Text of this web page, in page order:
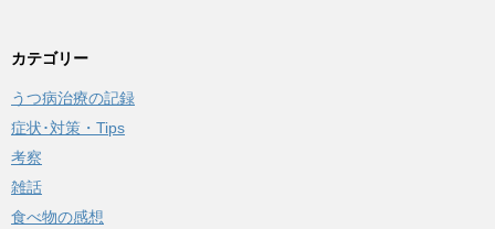
カテゴリー
うつ病治療の記録
症状･対策・Tips
考察
雑話
食べ物の感想